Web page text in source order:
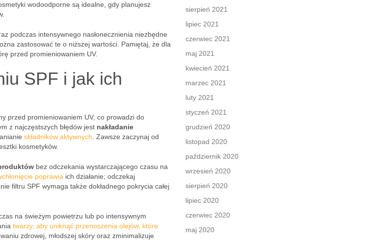
wodoodporne są idealne, gdy planujesz
podczas intensywnego nasłonecznienia niezbędne
zastosować te o niższej wartości. Pamiętaj, że dla
przed promieniowaniem UV.
SPF i jak ich
przed promieniowaniem UV, co prowadzi do
z najczęstszych błędów jest nakładanie
składników aktywnych . Zawsze zaczynaj od
kosmetyków.
bez odczekania wystarczającego czasu na
poprawia ich działanie; odczekaj
filtru SPF wymaga także dokładnego pokrycia całej
na świeżym powietrzu lub po intensywnym
twarzy, aby uniknąć przenoszenia olejów, które
zdrowej, młodszej skóry oraz zminimalizuje
sierpień 2021
lipiec 2021
czerwiec 2021
maj 2021
kwiecień 2021
marzec 2021
luty 2021
styczeń 2021
grudzień 2020
listopad 2020
październik 2020
wrzesień 2020
sierpień 2020
lipiec 2020
czerwiec 2020
maj 2020